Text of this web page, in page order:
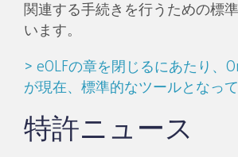
関連する手続きを行うための標
います。
> eOLFの章を閉じるにあたり、
が現在、標準的なツールとなっ
特許ニュース